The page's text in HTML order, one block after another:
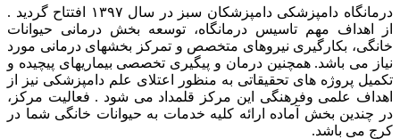
درمانگاه دامپزشکی دامپزشکان سبز در سال ۱۳۹۷ افتتاح گردید .
از اهداف مهم تاسیس درمانگاه، توسعه بخش درمانی حیوانات
خانگی، بکارگیری نیروهای متخصص و تمرکز بخشهای درمانی مورد
نیاز می باشد. همچنین درمان و پیگیری تخصصی بیماریهای پیچیده و
تکمیل پروژه های تحقیقاتی به منظور اعتلای علم دامپزشکی نیز از
اهداف علمی وفرهنگی این مرکز قلمداد می شود . فعالیت مرکز،
در چندین بخش آماده ارائه کلیه خدمات به حیوانات خانگی شما در
کرج می باشد.